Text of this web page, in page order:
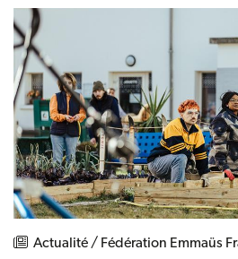
Actualité / Fédération Emmaüs